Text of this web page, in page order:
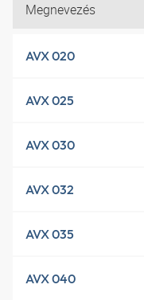
Megnevezés
AVX 020
AVX 025
AVX 030
AVX 032
AVX 035
AVX 040